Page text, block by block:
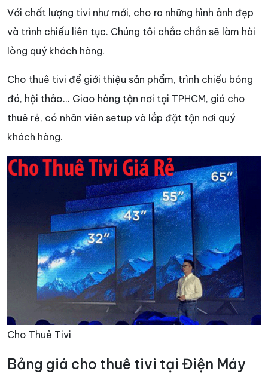
Với chất lượng tivi như mới, cho ra những hình ảnh đẹp
và trình chiếu liên tục. Chúng tôi chắc chắn sẽ làm hài
lòng quý khách hàng.
Cho thuê tivi để giới thiệu sản phẩm, trình chiếu bóng
đá, hội thảo... Giao hàng tận nơi tại TPHCM, giá cho
thuê rẻ, có nhân viên setup và lắp đặt tận nơi quý
khách hàng.
Cho Thuê Tivi
Bảng giá cho thuê tivi tại Điện Máy